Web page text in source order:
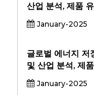
산업 분석, 제품
드 전송 시스템),
력 네트워크, 고전
업 최종 사용자)
January-2025
글로벌 에너지 저
및 산업 분석, 제
리, 흐름 배터리,
열 저장, 열 저장),
January-2025